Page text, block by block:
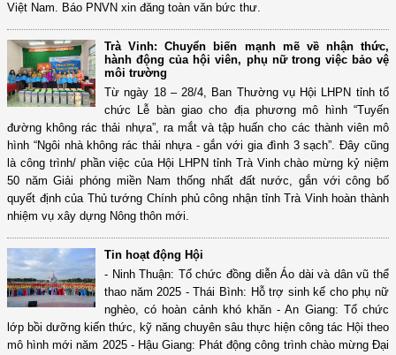
Việt Nam. Báo PNVN xin đăng toàn văn bức thư.
Trà Vinh: Chuyển biến mạnh mẽ về nhận thức,
hành động của hội viên, phụ nữ trong việc bảo vệ
môi trường
Từ ngày 18 – 28/4, Ban Thường vụ Hội LHPN tỉnh tổ
chức Lễ bàn giao cho địa phương mô hình “Tuyến
đường không rác thải nhựa”, ra mắt và tập huấn cho các thành viên mô
hình “Ngôi nhà không rác thải nhựa - gắn với gia đình 3 sạch”. Đây cũng
là công trình/ phần việc của Hội LHPN tỉnh Trà Vinh chào mừng kỷ niệm
50 năm Giải phóng miền Nam thống nhất đất nước, gắn với công bố
quyết định của Thủ tướng Chính phủ công nhận tỉnh Trà Vinh hoàn thành
nhiệm vụ xây dựng Nông thôn mới.
Tin hoạt động Hội
- Ninh Thuận: Tổ chức đồng diễn Áo dài và dân vũ thể
thao năm 2025 - Thái Bình: Hỗ trợ sinh kế cho phụ nữ
nghèo, có hoàn cảnh khó khăn - An Giang: Tổ chức
lớp bồi dưỡng kiến thức, kỹ năng chuyên sâu thực hiện công tác Hội theo
mô hình mới năm 2025 - Hậu Giang: Phát động công trình chào mừng Đại